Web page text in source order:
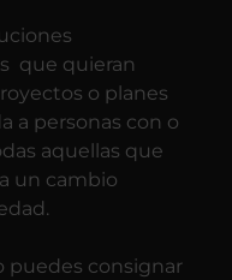
que quieran
o planes
a personas con o
aquellas que
un cambio
puedes consignar